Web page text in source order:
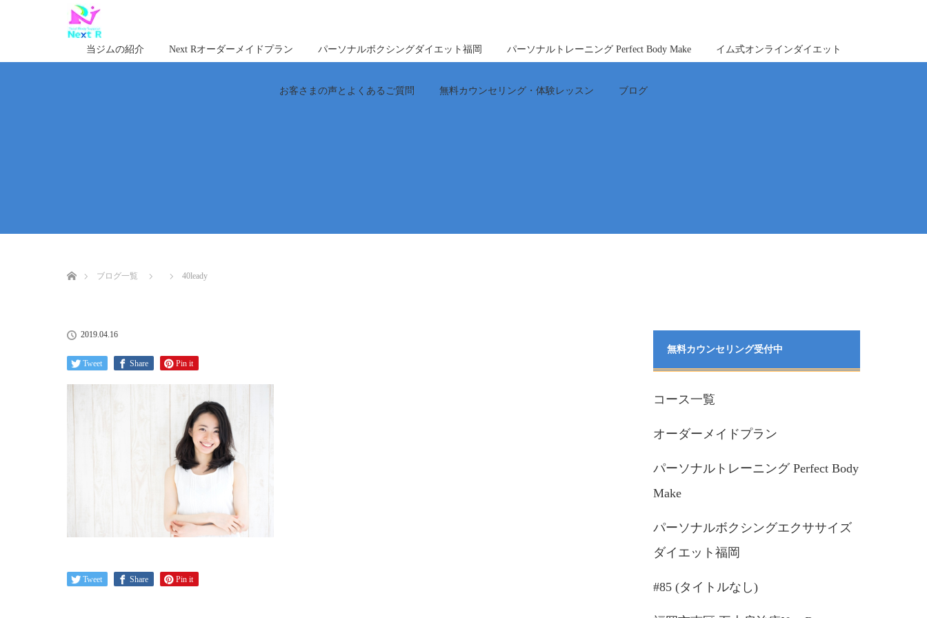
当ジムの紹介 Next Rオーダーメイドプラン パーソナルボクシングダイエット福岡 パーソナルトレーニング Perfect Body Make イム式オンラインダイエット
お客さまの声とよくあるご質問 無料カウンセリング・体験レッスン ブログ
ブログ一覧
40leady
2019.04.16
Tweet Share Pin it
Tweet Share Pin it
無料カウンセリング受付中
コース一覧
オーダーメイドプラン
パーソナルトレーニング Perfect Body
Make
パーソナルボクシングエクササイズ
ダイエット福岡
#85 (タイトルなし)